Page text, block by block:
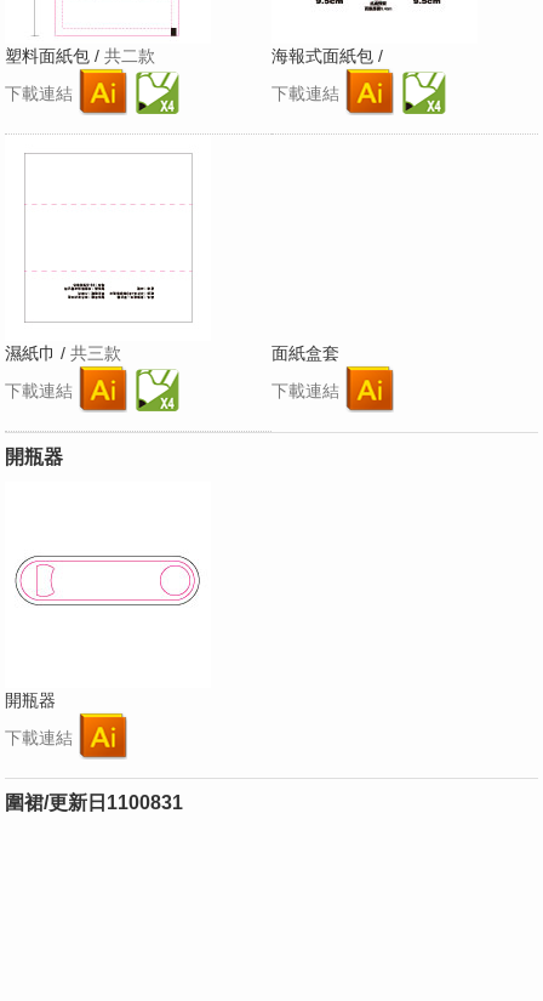
塑料面紙包 /共二款
下載連結
海報式面紙包 /
下載連結
濕紙巾 /共三款
下載連結
面紙盒套
下載連結
開瓶器
開瓶器
下載連結
圍裙/更新日1100831